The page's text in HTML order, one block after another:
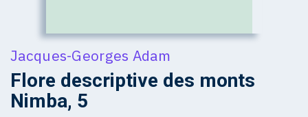
Jacques-Georges Adam
Flore descriptive des monts
Nimba, 5